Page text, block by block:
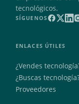
tecnológicos.
SÍGUENOS
ENLACES ÚTILES
¿Vendes
¿Buscas
Proveedores